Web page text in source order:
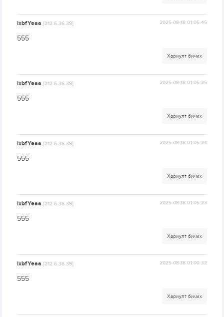
lxbfYeaa[212.6.36.39] 2025-08-18 01:05:45
555
Хариулт бичих
lxbfYeaa[212.6.36.39] 2025-08-18 01:05:25
555
Хариулт бичих
lxbfYeaa[212.6.36.39] 2025-08-18 01:05:24
555
Хариулт бичих
lxbfYeaa[212.6.36.39] 2025-08-18 01:05:23
555
Хариулт бичих
lxbfYeaa[212.6.36.39] 2025-08-18 01:00:32
555
Хариулт бичих